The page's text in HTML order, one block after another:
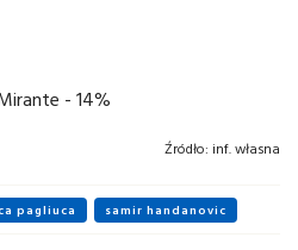
- 14%
Źródło: inf. własna
pagliuca samir handanovic